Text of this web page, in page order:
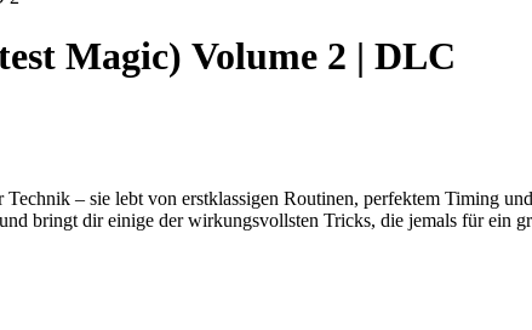
Magic) Volume 2 | DLC
– sie lebt von erstklassigen Routinen, perfektem Timing
bringt dir einige der wirkungsvollsten Tricks, die jemals für ein